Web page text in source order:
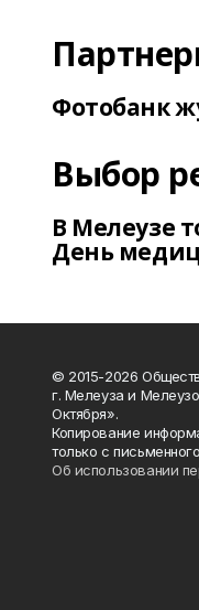
Фотобанк
Выбор
В Мелеузе
День
© 2015-2026
г. Мелеуза и
Октября».
Копирование
только с
Об использовании